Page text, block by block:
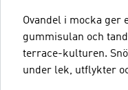
Ovandel i mocka ger
gummisulan och
terrace-kulturen.
under lek, utflykter